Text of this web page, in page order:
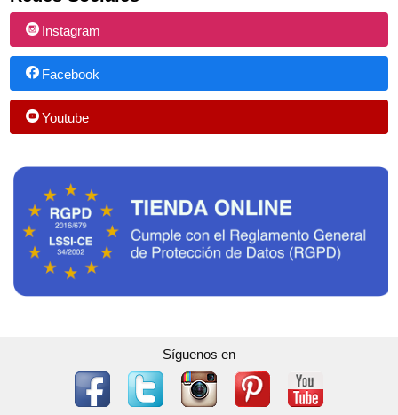
Instagram
Facebook
Youtube
Síguenos en